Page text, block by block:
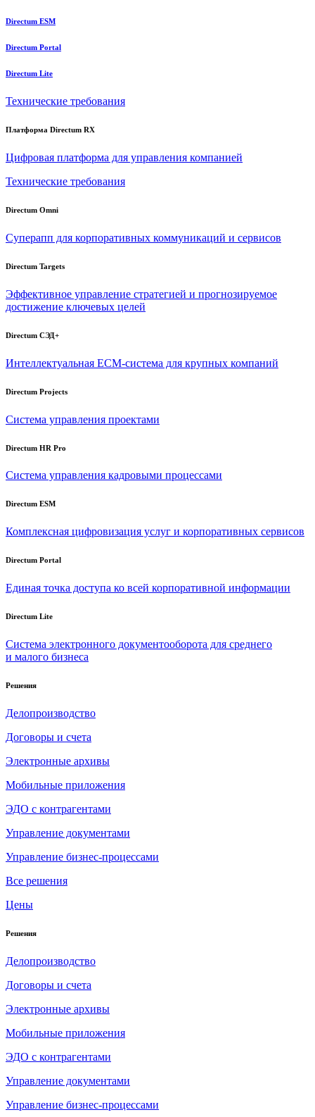
Directum ESM
Directum Portal
Directum Lite
Технические требования
Платформа Directum RX
Цифровая платформа для управления компанией
Технические требования
Directum Omni
Суперапп для корпоративных коммуникаций и сервисов
Directum Targets
Эффективное управление стратегией и прогнозируемое
достижение ключевых целей
Directum СЭД+
Интеллектуальная ECM-система для крупных компаний
Directum Projects
Система управления проектами
Directum HR Pro
Система управления кадровыми процессами
Directum ESM
Комплексная цифровизация услуг и корпоративных сервисов
Directum Portal
Единая точка доступа ко всей корпоративной информации
Directum Lite
Система электронного документооборота для среднего
и малого бизнеса
Решения
Делопроизводство
Договоры и счета
Электронные архивы
Мобильные приложения
ЭДО с контрагентами
Управление документами
Управление бизнес-процессами
Все решения
Цены
Решения
Делопроизводство
Договоры и счета
Электронные архивы
Мобильные приложения
ЭДО с контрагентами
Управление документами
Управление бизнес-процессами